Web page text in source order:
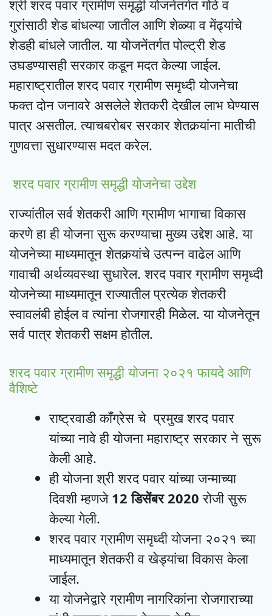
श्री शरद पवार ग्रामीण समृद्धी योजनेंतर्गत गोठे व
गुरांसाठी शेड बांधल्या जातील आणि शेळ्या व मेंढ्यांचे
शेडही बांधले जातील. या योजनेंतर्गत पोल्ट्री शेड
उघडण्यासही सरकार कडून मदत केल्या जाईल.
महाराष्ट्रातील शरद पवार ग्रामीण समृध्दी योजनेचा
फक्त दोन जनावरे असलेले शेतकरी देखील लाभ घेण्यास
पात्र असतील. त्याचबरोबर सरकार शेतकर्‍यांना मातीची
गुणवत्ता सुधारण्यास मदत करेल.
शरद पवार ग्रामीण समृद्धी योजनेचा उद्देश
राज्यांतील सर्व शेतकरी आणि ग्रामीण भागाचा विकास
करणे हा ही योजना सुरू करण्याचा मुख्य उद्देश आहे. या
योजनेच्या माध्यमातून शेतकर्‍यांचे उत्पन्न वाढेल आणि
गावाची अर्थव्यवस्था सुधारेल. शरद पवार ग्रामीण समृध्दी
योजनेच्या माध्यमातून राज्यातील प्रत्येक शेतकरी
स्वावलंबी होईल व त्यांना रोजगारही मिळेल. या योजनेतून
सर्व पात्र शेतकरी सक्षम होतील.
शरद पवार ग्रामीण समृद्धी योजना २०२१ फायदे आणि
वैशिष्टे
राष्ट्रवाडी कॉंग्रेस चे प्रमुख शरद पवार
यांच्या नावे ही योजना महाराष्ट्र सरकार ने सुरू
केली आहे.
ही योजना श्री शरद पवार यांच्या जन्माच्या
दिवशी म्हणजे 12 डिसेंबर 2020 रोजी सुरू
केल्या गेली.
शरद पवार ग्रामीण समृध्दी योजना २०२१ च्या
माध्यमातून शेतकरी व खेड्यांचा विकास केला
जाईल.
या योजनेद्वारे ग्रामीण नागरिकांना रोजगाराच्या